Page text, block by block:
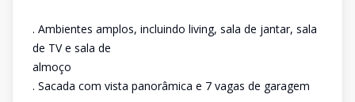
. Ambientes amplos, incluindo living, sala de jantar, sala
de TV e sala de
almoço
. Sacada com vista panorâmica e 7 vagas de garagem